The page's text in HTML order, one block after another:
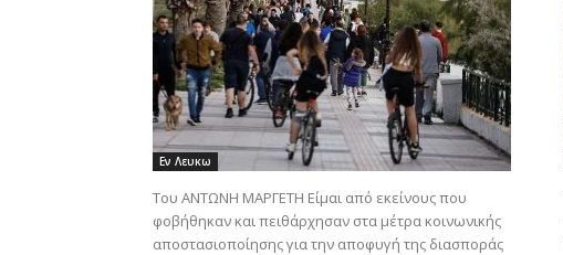
Εν Λευκω
Tου ΑΝΤΩΝΗ ΜΑΡΓΕΤΗ Είμαι από εκείνους που
φοβήθηκαν και πειθάρχησαν στα μέτρα κοινωνικής
αποστασιοποίησης για την αποφυγή της διασποράς